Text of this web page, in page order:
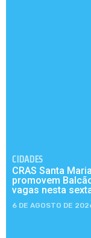
CIDADES
CRAS Santa
promovem
vagas nesta
6 DE AGOSTO DE